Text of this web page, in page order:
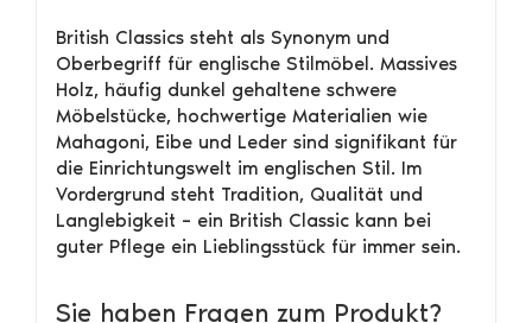
British Classics steht als Synonym und
Oberbegriff für englische Stilmöbel. Massives
Holz, häufig dunkel gehaltene schwere
Möbelstücke, hochwertige Materialien wie
Mahagoni, Eibe und Leder sind signifikant für
die Einrichtungswelt im englischen Stil. Im
Vordergrund steht Tradition, Qualität und
Langlebigkeit – ein British Classic kann bei
guter Pflege ein Lieblingsstück für immer sein.
Sie haben Fragen zum Produkt?